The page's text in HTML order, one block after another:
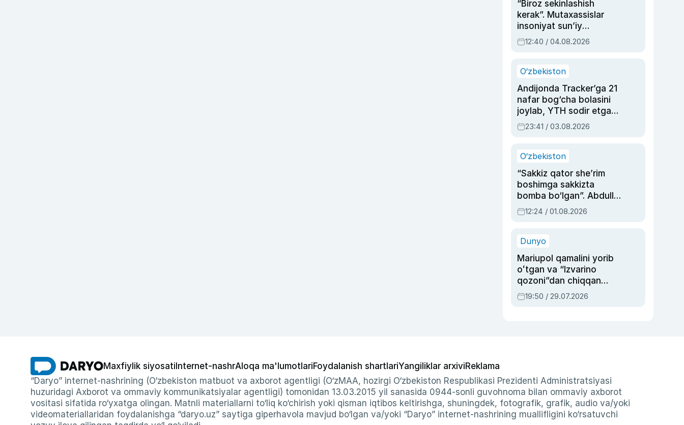
“Biroz sekinlashish
kerak”. Mutaxassislar
insoniyat sun’iy
intellektni boshqara
olmay qolishidan xavotir
12:40 / 04.08.2026
O‘zbekiston
Andijonda Tracker’ga 21
nafar bog‘cha bolasini
joylab, YTH sodir etgan
ayolga sud hukmi o‘qildi
23:41 / 03.08.2026
O‘zbekiston
“Sakkiz qator she’rim
boshimga sakkizta
bomba bo‘lgan”. Abdulla
Oripovni siyosiy
ayblovlardan asrab
12:24 / 01.08.2026
Dunyo
Mariupol qamalini yorib
oʻtgan va “Izvarino
qozoni”dan chiqqan
qahramon — Ukraina
armiyasi bosh
19:50 / 29.07.2026
Maxfiylik siyosati Internet-nashrAloqa ma'lumotlariFoydalanish shartlariYangiliklar arxiviReklama
“Daryo” internet-nashrining (O‘zbekiston matbuot va axborot agentligi (O‘zMAA, hozirgi O‘zbekiston Respublikasi Prezidenti Administratsiyasi
huzuridagi Axborot va ommaviy kommunikatsiyalar agentligi) tomonidan 13.03.2015 yil sanasida 0944-sonli guvohnoma bilan ommaviy axborot
vositasi sifatida ro‘yxatga olingan. Matnli materiallarni to‘liq ko‘chirish yoki qisman iqtibos keltirishga, shuningdek, fotografik, grafik, audio va/yoki
videomateriallaridan foydalanishga “daryo.uz” saytiga giperhavola mavjud bo‘lgan va/yoki “Daryo” internet-nashrining muallifligini ko‘rsatuvchi